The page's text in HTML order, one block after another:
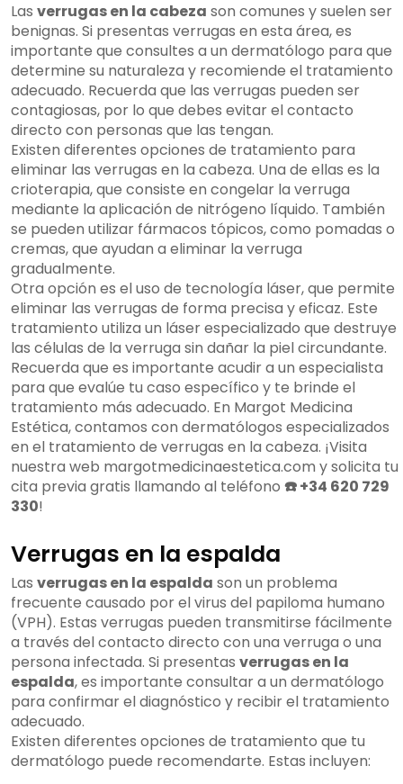
Las verrugas en la cabeza son comunes y suelen ser
benignas. Si presentas verrugas en esta área, es
importante que consultes a un dermatólogo para que
determine su naturaleza y recomiende el tratamiento
adecuado. Recuerda que las verrugas pueden ser
contagiosas, por lo que debes evitar el contacto
directo con personas que las tengan.
Existen diferentes opciones de tratamiento para
eliminar las verrugas en la cabeza. Una de ellas es la
crioterapia, que consiste en congelar la verruga
mediante la aplicación de nitrógeno líquido. También
se pueden utilizar fármacos tópicos, como pomadas o
cremas, que ayudan a eliminar la verruga
gradualmente.
Otra opción es el uso de tecnología láser, que permite
eliminar las verrugas de forma precisa y eficaz. Este
tratamiento utiliza un láser especializado que destruye
las células de la verruga sin dañar la piel circundante.
Recuerda que es importante acudir a un especialista
para que evalúe tu caso específico y te brinde el
tratamiento más adecuado. En Margot Medicina
Estética, contamos con dermatólogos especializados
en el tratamiento de verrugas en la cabeza. ¡Visita
nuestra web margotmedicinaestetica.com y solicita tu
cita previa gratis llamando al teléfono ☎️ +34 620 729
330!
Verrugas en la espalda
Las verrugas en la espalda son un problema
frecuente causado por el virus del papiloma humano
(VPH). Estas verrugas pueden transmitirse fácilmente
a través del contacto directo con una verruga o una
persona infectada. Si presentas verrugas en la
espalda, es importante consultar a un dermatólogo
para confirmar el diagnóstico y recibir el tratamiento
adecuado.
Existen diferentes opciones de tratamiento que tu
dermatólogo puede recomendarte. Estas incluyen: